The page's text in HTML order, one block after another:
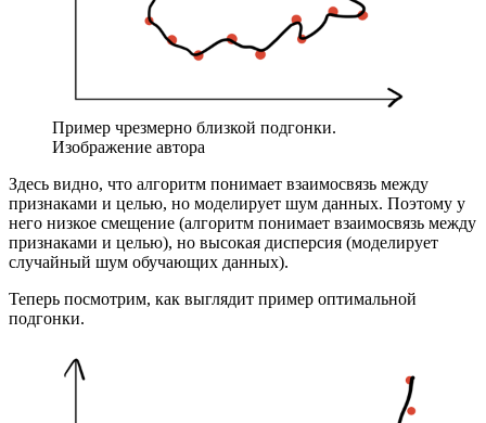
Пример чрезмерно близкой подгонки.
Изображение автора
Здесь видно, что алгоритм понимает взаимосвязь между
признаками и целью, но моделирует шум данных. Поэтому у
него низкое смещение (алгоритм понимает взаимосвязь между
признаками и целью), но высокая дисперсия (моделирует
случайный шум обучающих данных).
Теперь посмотрим, как выглядит пример оптимальной
подгонки.